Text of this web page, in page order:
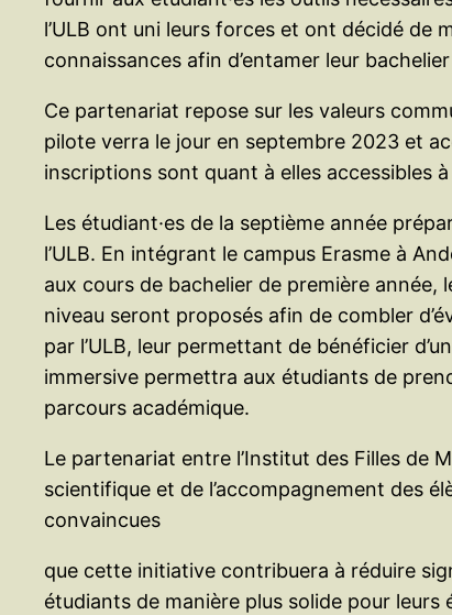
l’ULB ont uni leurs forces et ont décidé de
connaissances afin d’entamer leur
Ce partenariat repose sur les valeurs
pilote verra le jour en septembre 2023 et
inscriptions sont quant à elles accessibles
Les étudiant·es de la septième année
l’ULB. En intégrant le campus Erasme à
aux cours de bachelier de première
niveau seront proposés afin de combler
par l’ULB, leur permettant de bénéficier
immersive permettra aux étudiants de
parcours académique.
Le partenariat entre l’Institut des Filles de
scientifique et de l’accompagnement des
convaincues
que cette initiative contribuera à réduire
étudiants de manière plus solide pour